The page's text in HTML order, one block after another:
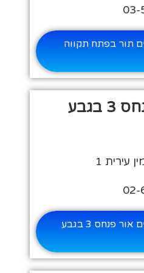
תור בפתח תקווה
גן ילדים אור פנחס 3 בגבע
עירית 1
לכל המידע על גן ילדים אור פנחס 3 בגבע